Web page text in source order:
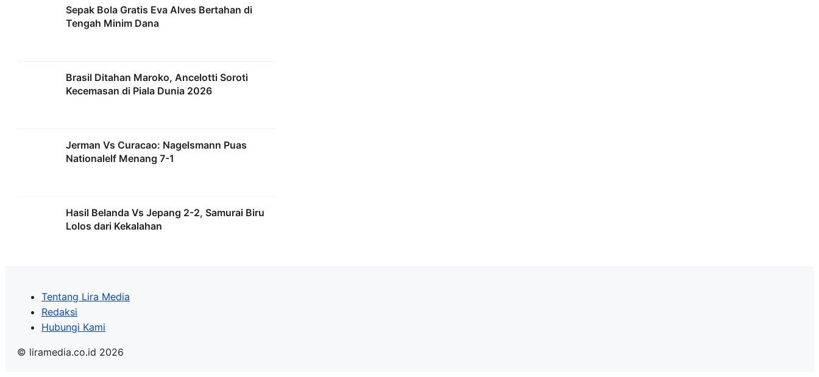
Sepak Bola Gratis Eva Alves Bertahan di
Tengah Minim Dana
Brasil Ditahan Maroko, Ancelotti Soroti
Kecemasan di Piala Dunia 2026
Jerman Vs Curacao: Nagelsmann Puas
Nationalelf Menang 7-1
Hasil Belanda Vs Jepang 2-2, Samurai Biru
Lolos dari Kekalahan
Tentang Lira Media
Redaksi
Hubungi Kami
© liramedia.co.id 2026